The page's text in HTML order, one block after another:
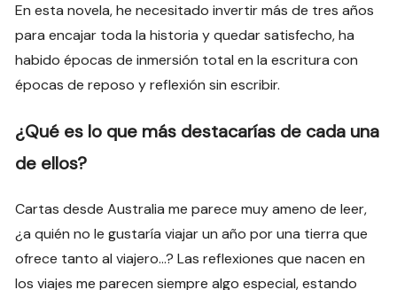
En esta novela, he necesitado invertir más de tres años
para encajar toda la historia y quedar satisfecho, ha
habido épocas de inmersión total en la escritura con
épocas de reposo y reflexión sin escribir.
¿Qué es lo que más destacarías de cada una
de ellos?
Cartas desde Australia me parece muy ameno de leer,
¿a quién no le gustaría viajar un año por una tierra que
ofrece tanto al viajero…? Las reflexiones que nacen en
los viajes me parecen siempre algo especial, estando